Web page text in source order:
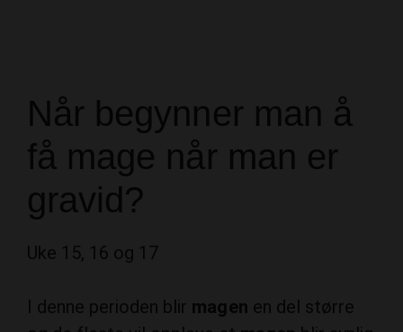
Når begynner man å
få mage når man er
gravid?
Uke 15, 16 og 17
I denne perioden blir magen en del større